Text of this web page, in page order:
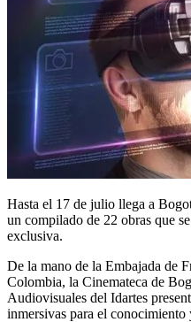
Hasta el 17 de julio llega a
un compilado de 22 obras que
exclusiva.
De la mano de la Embajada de
Colombia, la Cinemateca de
Audiovisuales del Idartes
inmersivas para el